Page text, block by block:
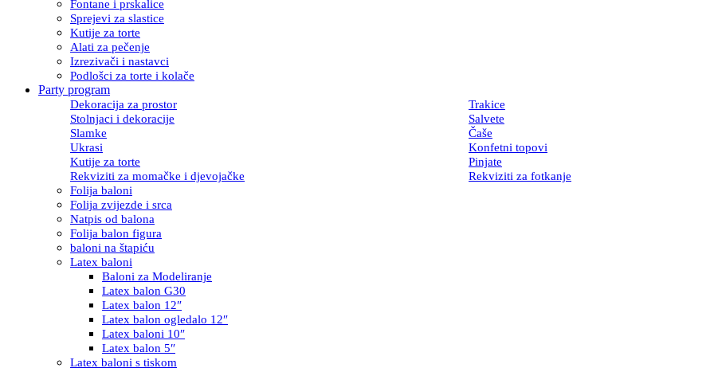
Fontane i prskalice
Sprejevi za slastice
Kutije za torte
Alati za pečenje
Izrezivači i nastavci
Podlošci za torte i kolače
Party program
Dekoracija za prostor
Trakice
Stolnjaci i dekoracije
Salvete
Slamke
Čaše
Ukrasi
Konfetni topovi
Kutije za torte
Pinjate
Rekviziti za momačke i djevojačke
Rekviziti za fotkanje
Folija baloni
Folija zvijezde i srca
Natpis od balona
Folija balon figura
baloni na štapiću
Latex baloni
Baloni za Modeliranje
Latex balon G30
Latex balon 12″
Latex balon ogledalo 12″
Latex baloni 10″
Latex balon 5″
Latex baloni s tiskom